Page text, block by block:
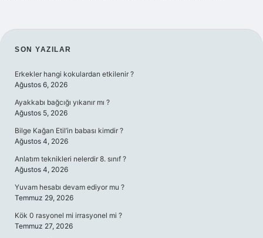
SIDEBAR
SON YAZILAR
Erkekler hangi kokulardan etkilenir ?
Ağustos 6, 2026
Ayakkabı bağcığı yıkanır mı ?
Ağustos 5, 2026
Bilge Kağan Etil’in babası kimdir ?
Ağustos 4, 2026
Anlatım teknikleri nelerdir 8. sınıf ?
Ağustos 4, 2026
Yuvam hesabı devam ediyor mu ?
Temmuz 29, 2026
Kök 0 rasyonel mi irrasyonel mi ?
Temmuz 27, 2026